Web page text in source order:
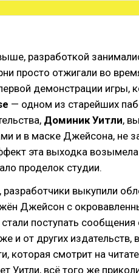
разработкой
просто отжигали во
демонстрации игры,
— одном из старейших
Доминик Уитли,
и в маске Джейсона, не
эта выходка
проделок студии.
разработчики выкупили
Джейсон с
поступать
и от других
которая смотрит на
Уитли, всё того же